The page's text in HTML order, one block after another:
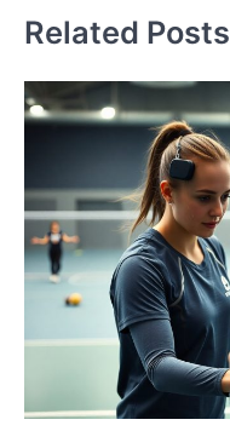
Related Posts